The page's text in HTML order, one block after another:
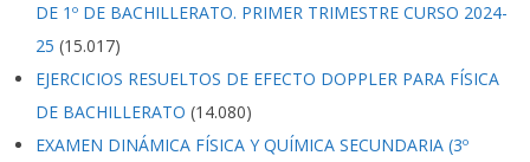
DE 1º DE BACHILLERATO. PRIMER TRIMESTRE CURSO 2024-
25 (15.017)
EJERCICIOS RESUELTOS DE EFECTO DOPPLER PARA FÍSICA
DE BACHILLERATO (14.080)
EXAMEN DINÁMICA FÍSICA Y QUÍMICA SECUNDARIA (3º